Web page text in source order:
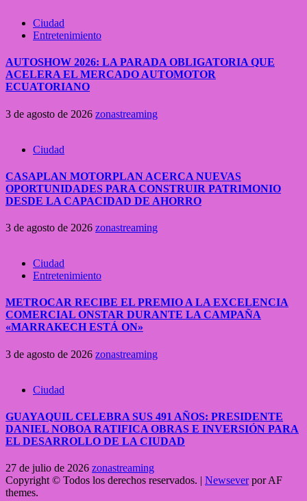
Ciudad
Entretenimiento
AUTOSHOW 2026: LA PARADA OBLIGATORIA QUE
ACELERA EL MERCADO AUTOMOTOR
ECUATORIANO
3 de agosto de 2026 zonastreaming
Ciudad
CASAPLAN MOTORPLAN ACERCA NUEVAS
OPORTUNIDADES PARA CONSTRUIR PATRIMONIO
DESDE LA CAPACIDAD DE AHORRO
3 de agosto de 2026 zonastreaming
Ciudad
Entretenimiento
METROCAR RECIBE EL PREMIO A LA EXCELENCIA
COMERCIAL ONSTAR DURANTE LA CAMPAÑA
«MARRAKECH ESTÁ ON»
3 de agosto de 2026 zonastreaming
Ciudad
GUAYAQUIL CELEBRA SUS 491 AÑOS: PRESIDENTE
DANIEL NOBOA RATIFICA OBRAS E INVERSIÓN PARA
EL DESARROLLO DE LA CIUDAD
27 de julio de 2026 zonastreaming
Copyright © Todos los derechos reservados. | Newseverpor AF
themes.